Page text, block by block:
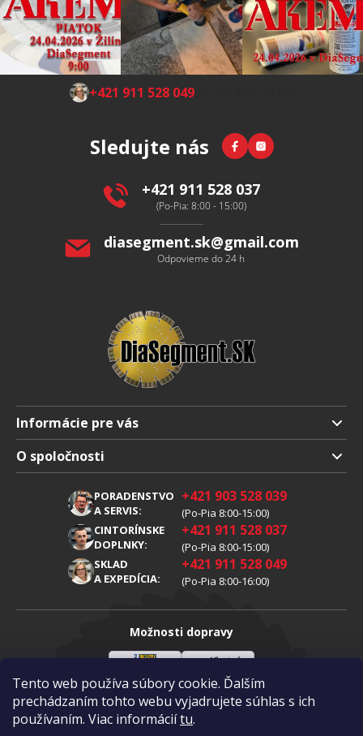
Tento web používa súbory cookie. Ďalším
prechádzaním tohto webu vyjadrujete súhlas s ich
používaním. Viac informáciítu.
Z +421 911 528 049(Po-Pia 8:00-15:00)
Sledujte nás Facebook
Instagram
+421 911 528 037
(Po-Pia: 8:00 - 15:00)
diasegment.sk@gmail.com
Odpovieme do 24 h
Informácie pre vás
Doprava a platba
Obchodné podmienky
Reklamácia
Spracovanie osobných údajov
O spoločnosti
PORADENSTVO
A SERVIS:
+421 903 528 039
(Po-Pia 8:00-15:00)
CINTORÍNSKE
DOPLNKY:
+421 911 528 037
(Po-Pia 8:00-15:00)
SKLAD
A EXPEDÍCIA:
+421 911 528 049
(Po-Pia 8:00-16:00)
Možnosti dopravy
Sloveenská
pošta
Vlastná
doprava
Možnosti platby